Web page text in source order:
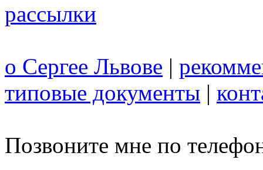
рассылки
о Сергее Львове |
типовые документы |
Позвоните мне по